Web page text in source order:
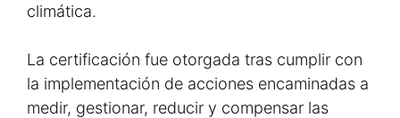
climática.
La certificación fue otorgada tras cumplir con
la implementación de acciones encaminadas a
medir, gestionar, reducir y compensar las